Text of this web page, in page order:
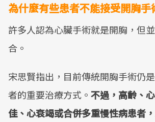
為什麼有些患者不能接受開胸手
許多人認為心臟手術就是開胸，但
合。
宋思賢指出，目前傳統開胸手術仍
者的重要治療方式。 不過，高齡、
佳、心衰竭或合併多重慢性病患者